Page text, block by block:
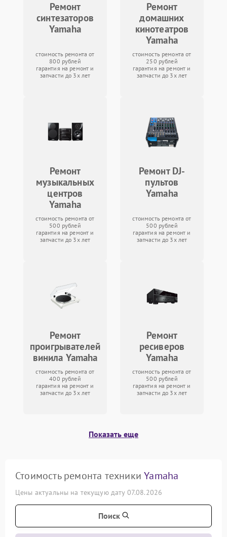
Ремонт
синтезаторов
Yamaha
стоимость ремонта от
800 рублей
гарантия на ремонт и
запчасти до 3х лет
Ремонт
домашних
кинотеатров
Yamaha
стоимость ремонта от
250 рублей
гарантия на ремонт и
запчасти до 3х лет
Ремонт
музыкальных
центров
Yamaha
стоимость ремонта от
500 рублей
гарантия на ремонт и
запчасти до 3х лет
Ремонт DJ-
пультов
Yamaha
стоимость ремонта от
500 рублей
гарантия на ремонт и
запчасти до 3х лет
Ремонт
проигрывателей
винила Yamaha
стоимость ремонта от
400 рублей
гарантия на ремонт и
запчасти до 3х лет
Ремонт
ресиверов
Yamaha
стоимость ремонта от
500 рублей
гарантия на ремонт и
запчасти до 3х лет
Показать еще
Стоимость ремонта техникиYamaha
Цены актуальны на текущую дату 07.08.2026
Поиск